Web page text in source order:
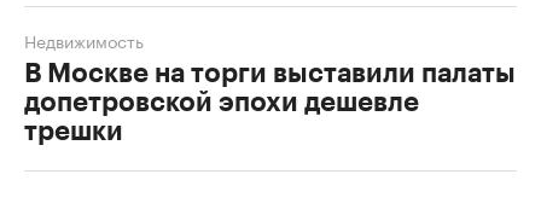
В Москве на торги выставили палаты
допетровской эпохи дешевле
трешки
Недвижимость